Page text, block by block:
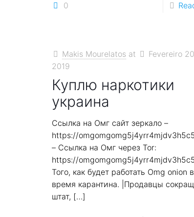
0
Makis Mourelatos at
Fevereiro
2019
Куплю наркотики
украина
Ссылка на Омг сайт зеркало –
https://
– Ссылка на Омг через Tor:
https://
Того, как будет работать Omg onion
время карантина. |Продавцы
штат, […]